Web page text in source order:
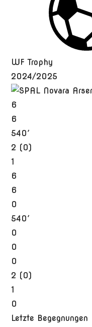
WF Trophy
2024/2025
6
6
540′
2 (0)
1
6
6
0
540′
0
0
0
2 (0)
1
0
Letzte Begegnungen